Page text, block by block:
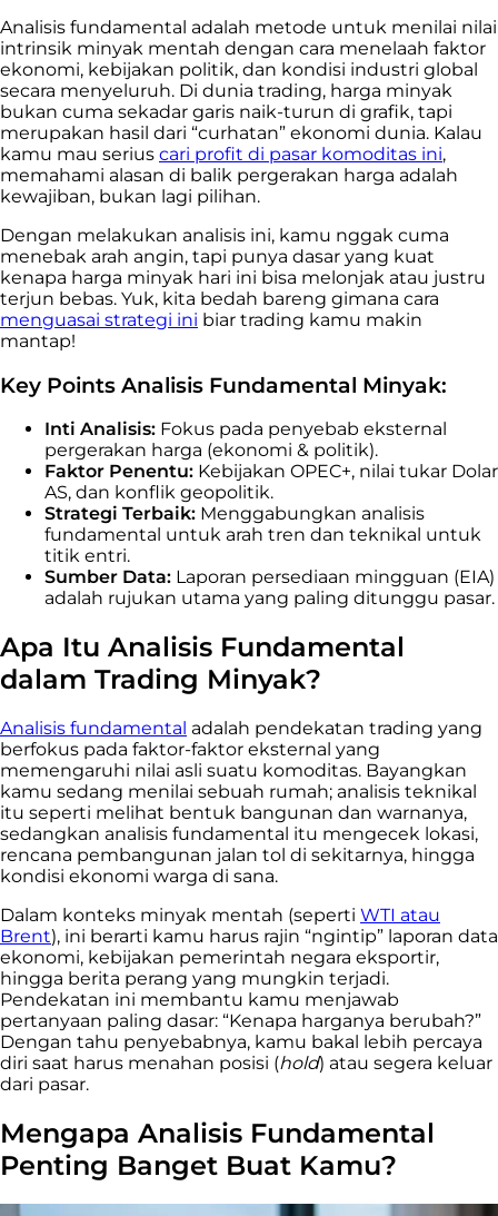
Analisis fundamental adalah metode untuk menilai nilai
intrinsik minyak mentah dengan cara menelaah faktor
ekonomi, kebijakan politik, dan kondisi industri global
secara menyeluruh. Di dunia trading, harga minyak
bukan cuma sekadar garis naik-turun di grafik, tapi
merupakan hasil dari “curhatan” ekonomi dunia. Kalau
kamu mau serius cari profit di pasar komoditas ini,
memahami alasan di balik pergerakan harga adalah
kewajiban, bukan lagi pilihan.
Dengan melakukan analisis ini, kamu nggak cuma
menebak arah angin, tapi punya dasar yang kuat
kenapa harga minyak hari ini bisa melonjak atau justru
terjun bebas. Yuk, kita bedah bareng gimana cara
menguasai strategi ini biar trading kamu makin
mantap!
Key Points Analisis Fundamental Minyak:
Inti Analisis: Fokus pada penyebab eksternal
pergerakan harga (ekonomi & politik).
Faktor Penentu: Kebijakan OPEC+, nilai tukar Dolar
AS, dan konflik geopolitik.
Strategi Terbaik: Menggabungkan analisis
fundamental untuk arah tren dan teknikal untuk
titik entri.
Sumber Data: Laporan persediaan mingguan (EIA)
adalah rujukan utama yang paling ditunggu pasar.
Apa Itu Analisis Fundamental
dalam Trading Minyak?
Analisis fundamental adalah pendekatan trading yang
berfokus pada faktor-faktor eksternal yang
memengaruhi nilai asli suatu komoditas. Bayangkan
kamu sedang menilai sebuah rumah; analisis teknikal
itu seperti melihat bentuk bangunan dan warnanya,
sedangkan analisis fundamental itu mengecek lokasi,
rencana pembangunan jalan tol di sekitarnya, hingga
kondisi ekonomi warga di sana.
Dalam konteks minyak mentah (seperti WTI atau
Brent), ini berarti kamu harus rajin “ngintip” laporan data
ekonomi, kebijakan pemerintah negara eksportir,
hingga berita perang yang mungkin terjadi.
Pendekatan ini membantu kamu menjawab
pertanyaan paling dasar: “Kenapa harganya berubah?”
Dengan tahu penyebabnya, kamu bakal lebih percaya
diri saat harus menahan posisi (hold) atau segera keluar
dari pasar.
Mengapa Analisis Fundamental
Penting Banget Buat Kamu?